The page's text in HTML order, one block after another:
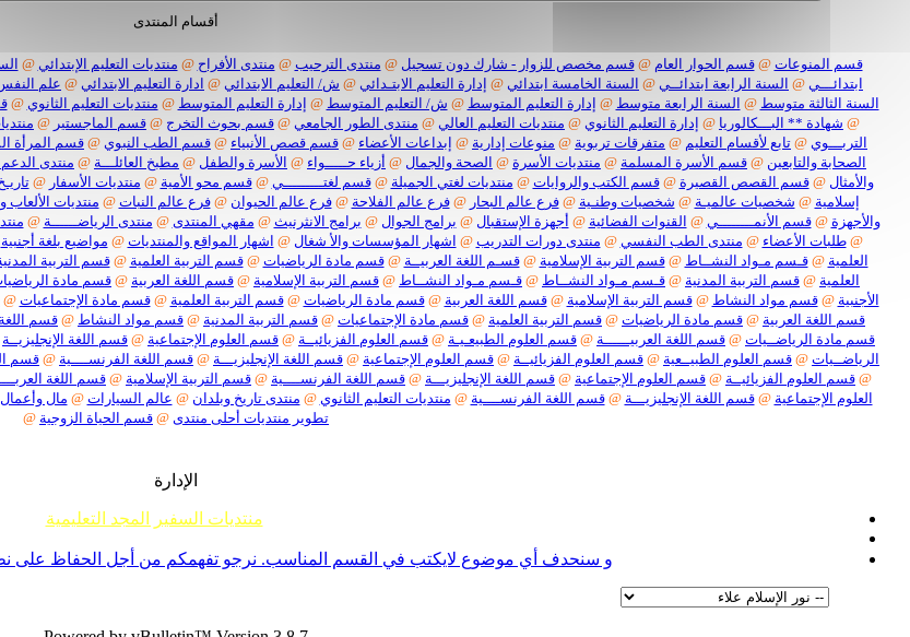
أقسام المنتدى
قسم المنوعات @قسم الحوار العام @قسم مخصص للزوار - شارك دون تسجيل @ منتدى الترحيب @ منتدى الأفراح @ منتديات التعليم الإبتدائي @
ابتدائـــي @ السنة الرابعة ابتدائــي @ السنة الخامسة ابتدائي @ إدارة التعليم الابتـدائي @ ش/ التعليم الابتدائي @ ادارة التعليم الابتدائي @ علم
السنة الثالثة متوسط @ السنة الرابعة متوسط @ إدارة التعليم المتوسط @ ش/ التعليم المتوسط @ إدارة التعليم المتوسط @ منتديات التعليم الثانوي @
@ شهادة ** البـــكالوريا @ إدارة التعليم الثانوي @ منتديات التعليم العالي @ منتدى الطور الجامعي @ قسم بحوث التخرج @ قسم الماجستير @
التربـــوي @ تابع لأقسام التعليم @ متفرقات تربوية @ منوعات إدارية @ إبداعات الأعضاء @ قسم قصص الأنبياء @ قسم الطب النبوي @قسم المرأة
الصحابة والتابعين @ قسم الأسرة المسلمة @ منتديات الأسرة @ الصحة والجمال @ أزياء حـــــواء @ الأسرة والطفل @ مطبخ العائلـــة @ منتدى
والأمثال @قسم القصص القصيرة @قسم الكتب والروايات @ منتديات لغتي الجميلة @قسم لغتـــــــــي @قسم محو الأمية @ منتديات الأسفار @
إسلامية @ شخصيات عالميـة @ شخصيات وطنـية @فرع عالم البحار @فرع عالم الفلاحة @فرع عالم الحيوان @فرع عالم النبات @ منتديات الألعاب
والأجهزة @قسم الأنمــــــــي @ القنوات الفضائية @ أجهزة الإستقبال @ برامج الجوال @ برامج الانثرنيث @ مقهي المنتدى @ منتدى الرياضــــــة @
@طلبات الأعضاء @ منتدى الطب النفسي @ منتدى دورات التدريب @ اشهار المؤسسات والأ شغال @ اشهار المواقع والمنتديات @ مواضيع بلغة أجنبية
العلمية @قـسم مـواد النشــاط @قسم التربية الإسلامية @قسـم اللغة العربيــة @قسم مادة الرياضيات @قسم التربية العلمية @قسم التربية
العلمية @ قسم التربية المدنية @ قـسم مـواد النشــاط @ قـسم مـواد النشــاط @ قسم التربية الإسلامية @ قسم اللغة العربية @ قسم مادة
الأجنبية @قسم مواد النشاط @قسم التربية الإسلامية @قسم اللغة العربية @قسم مادة الرياضيات @قسم التربية العلمية @قسم مادة الإجتماعيات @
قسم اللغة العربية @ قسم مادة الرياضيات @ قسم التربية العلمية @ قسم مادة الإجتماعيات @ قسم التربية المدنية @ قسم مواد النشاط @ قسم اللغة
قسم مادة الرياضــيات @ قسم اللغة العربيــــــة @ قسم العلوم الطبيعـيـة @ قسم العلوم الفزيائيــة @ قسم العلوم الإجتماعية @ قسم اللغة الإنجليزيــة
الرياضــيات @ قسم العلوم الطبيــعية @ قسم العلوم الفزيائيــة @ قسم العلوم الإجتماعية @ قسم اللغة الإنجليزيـــة @ قسم اللغة الفرنســــية @ قسم
@ قسم العلوم الفزيائيــة @ قسم العلوم الإجتماعية @ قسم اللغة الإنجليزيـــة @ قسم اللغة الفرنســــية @ قسم التربية الإسلامية @ قسم اللغة
العلوم الإجتماعية @قسم اللغة الإنجليزيـــة @قسم اللغة الفرنســــية @ منتديات التعليم الثانوي @ منتدى تاريخ وبلدان @ عالم السيارات @ مال وأعمال
تطوير منتديات أحلى منتدى @ قسم الحياة الزوجية @
الإدارة
منتديات السفير المجد التعليمية
و سنحدف أي موضوع لايكتب في القسم المناسب. نرجو تفهمكم من أجل الحفاظ على نظام